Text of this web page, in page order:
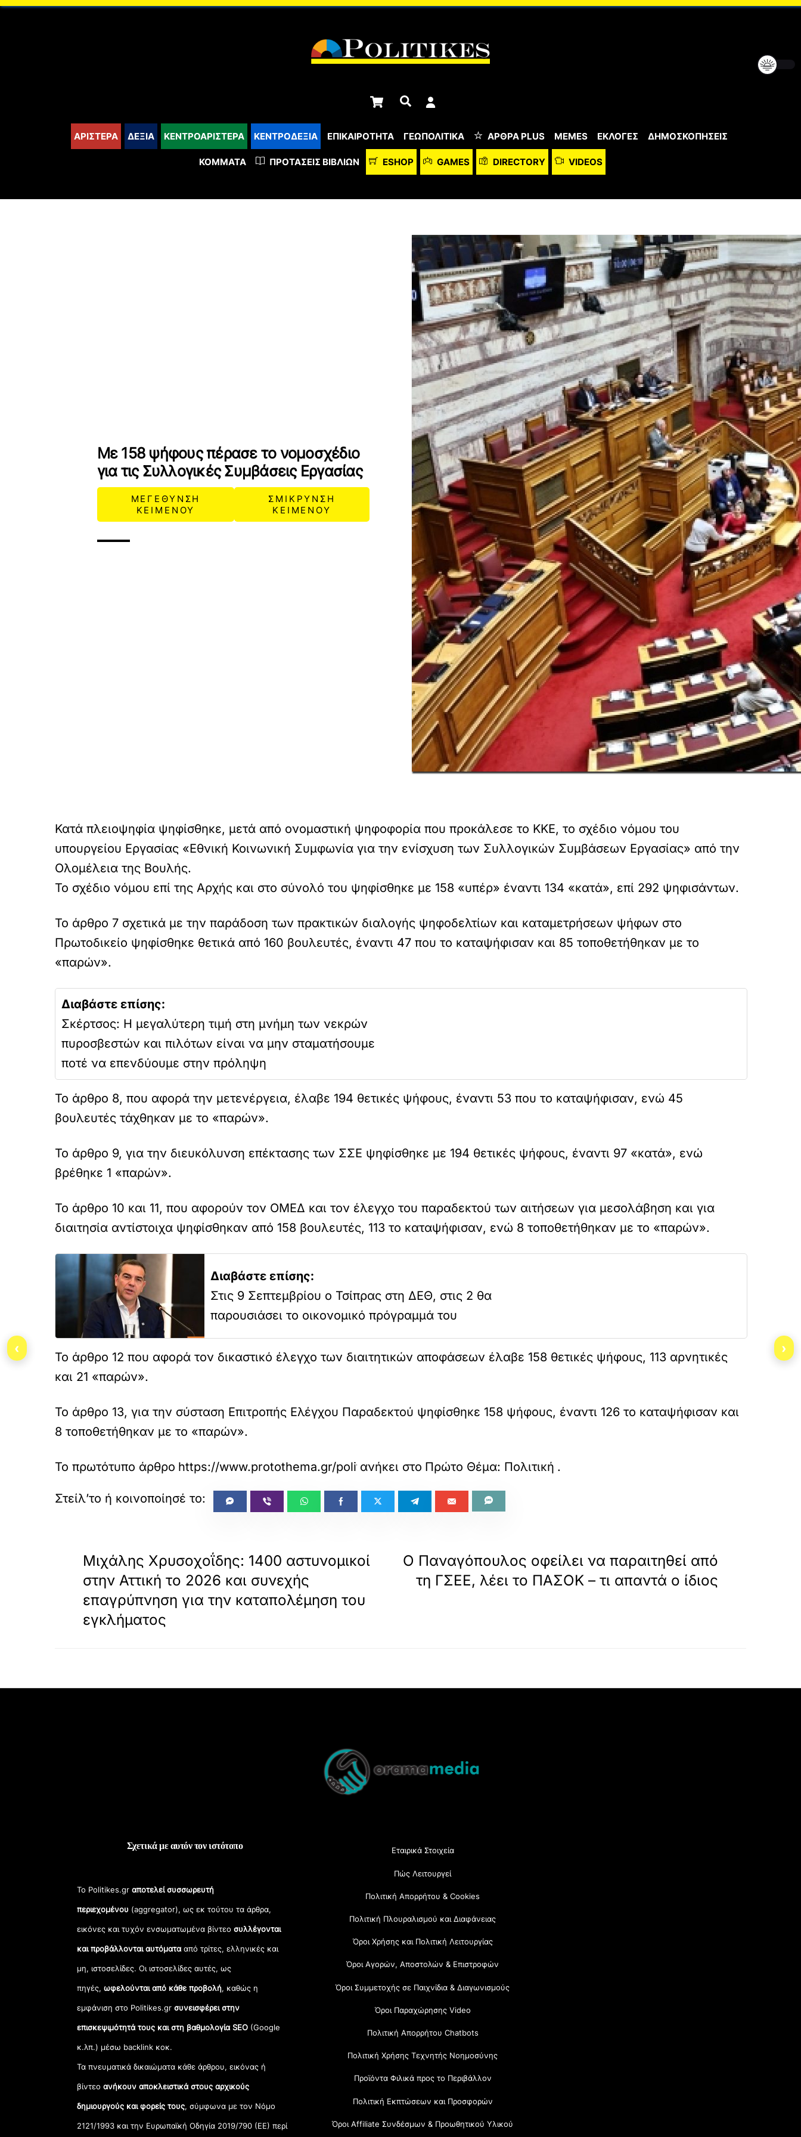
content
Cart Αναζήτηση
ΑΡΙΣΤΕΡΑ ΔΕΞΙΑ ΚΕΝΤΡΟΑΡΙΣΤΕΡΑ ΚΕΝΤΡΟΔΕΞΙΑ ΕΠΙΚΑΙΡΟΤΗΤΑ ΓΕΩΠΟΛΙΤΙΚΑ ΆΡΘΡΑ PLUS MEMES ΕΚΛΟΓΕΣ ΔΗΜΟΣΚΟΠΗΣΕΙΣ
ΚΌΜΜΑΤΑ ΠΡΟΤΆΣΕΙΣ ΒΙΒΛΊΩΝ ESHOP GAMES DIRECTORY VIDEOS
Με 158 ψήφους πέρασε το νομοσχέδιο
για τις Συλλογικές Συμβάσεις Εργασίας
ΜΕΓΕΘΥΝΣΗ
ΚΕΙΜΕΝΟΥ
ΣΜΙΚΡΥΝΣΗ
ΚΕΙΜΕΝΟΥ
Κατά πλειοψηφία ψηφίσθηκε, μετά από ονομαστική ψηφοφορία που προκάλεσε το ΚΚΕ, το σχέδιο νόμου του
υπουργείου Εργασίας «Εθνική Κοινωνική Συμφωνία για την ενίσχυση των Συλλογικών Συμβάσεων Εργασίας» από την
Ολομέλεια της Βουλής.
Το σχέδιο νόμου επί της Αρχής και στο σύνολό του ψηφίσθηκε με 158 «υπέρ» έναντι 134 «κατά», επί 292 ψηφισάντων.
Το άρθρο 7 σχετικά με την παράδοση των πρακτικών διαλογής ψηφοδελτίων και καταμετρήσεων ψήφων στο
Πρωτοδικείο ψηφίσθηκε θετικά από 160 βουλευτές, έναντι 47 που το καταψήφισαν και 85 τοποθετήθηκαν με το
«παρών».
Διαβάστε επίσης:
Σκέρτσος: Η μεγαλύτερη τιμή στη μνήμη των νεκρών
πυροσβεστών και πιλότων είναι να μην σταματήσουμε
ποτέ να επενδύουμε στην πρόληψη
Το άρθρο 8, που αφορά την μετενέργεια, έλαβε 194 θετικές ψήφους, έναντι 53 που το καταψήφισαν, ενώ 45
βουλευτές τάχθηκαν με το «παρών».
Το άρθρο 9, για την διευκόλυνση επέκτασης των ΣΣΕ ψηφίσθηκε με 194 θετικές ψήφους, έναντι 97 «κατά», ενώ
βρέθηκε 1 «παρών».
Το άρθρο 10 και 11, που αφορούν τον ΟΜΕΔ και τον έλεγχο του παραδεκτού των αιτήσεων για μεσολάβηση και για
διαιτησία αντίστοιχα ψηφίσθηκαν από 158 βουλευτές, 113 το καταψήφισαν, ενώ 8 τοποθετήθηκαν με το «παρών».
Διαβάστε επίσης:
Στις 9 Σεπτεμβρίου ο Τσίπρας στη ΔΕΘ, στις 2 θα
παρουσιάσει το οικονομικό πρόγραμμά του
Το άρθρο 12 που αφορά τον δικαστικό έλεγχο των διαιτητικών αποφάσεων έλαβε 158 θετικές ψήφους, 113 αρνητικές
και 21 «παρών».
Το άρθρο 13, για την σύσταση Επιτροπής Ελέγχου Παραδεκτού ψηφίσθηκε 158 ψήφους, έναντι 126 το καταψήφισαν και
8 τοποθετήθηκαν με το «παρών».
Το πρωτότυπο άρθρο https://www.protothema.gr/politics/article/1773671/me-158-nai-perase-to-nomoshedio-gia-tis-sullogikes-
ανήκει στο Πρώτο Θέμα: Πολιτική .
Μιχάλης Χρυσοχοΐδης: 1400 αστυνομικοί
στην Αττική το 2026 και συνεχής
επαγρύπνηση για την καταπολέμηση του
εγκλήματος
Ο Παναγόπουλος οφείλει να παραιτηθεί από
τη ΓΣΕΕ, λέει το ΠΑΣΟΚ – τι απαντά ο ίδιος
Top
Σχετικά με αυτόν τον ιστότοπο
Το Politikes.grαποτελεί συσσωρευτή
περιεχομένου (aggregator), ως εκ τούτου τα άρθρα,
εικόνες και τυχόν ενσωματωμένα βίντεοσυλλέγονται
και προβάλλονται αυτόματααπό τρίτες, ελληνικές και
μη, ιστοσελίδες. Οι ιστοσελίδες αυτές, ως
πηγές,ωφελούνται από κάθε προβολή, καθώς η
εμφάνιση στο Politikes.gr συνεισφέρει στην
επισκεψιμότητά τους και στη βαθμολογία SEO (Google
κ.λπ.) μέσω backlink κοκ.
Τα πνευματικά δικαιώματα κάθε άρθρου, εικόνας ή
βίντεοανήκουν αποκλειστικά στους αρχικούς
δημιουργούς και φορείς τους, σύμφωνα με τον Νόμο
2121/1993 και την Ευρωπαϊκή Οδηγία 2019/790 (ΕΕ) περί
Εταιρικά Στοιχεία
Πώς Λειτουργεί
Πολιτική Απορρήτου & Cookies
Πολιτική Πλουραλισμού και Διαφάνειας
Όροι Χρήσης και Πολιτική Λειτουργίας
Όροι Αγορών, Αποστολών & Επιστροφών
Όροι Συμμετοχής σε Παιχνίδια & Διαγωνισμούς
Όροι Παραχώρησης Video
Πολιτική Απορρήτου Chatbots
Πολιτική Χρήσης Τεχνητής Νοημοσύνης
Προϊόντα Φιλικά προς το Περιβάλλον
Πολιτική Εκπτώσεων και Προσφορών
Όροι Affiliate Συνδέσμων & Προωθητικού Υλικού
‹ ›